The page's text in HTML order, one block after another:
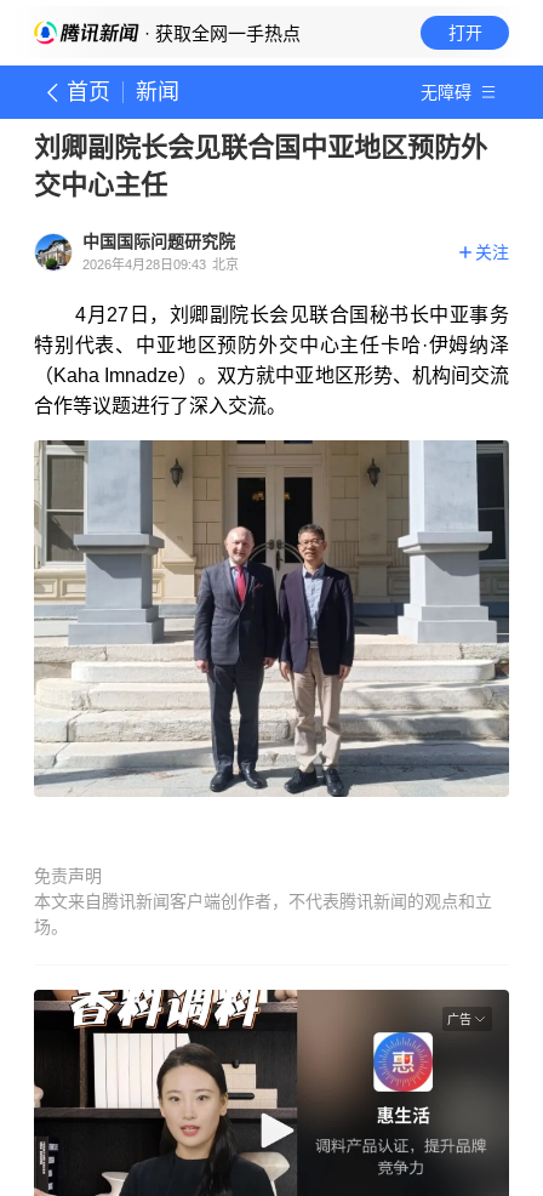
· 获取全网一手热点 打开
首页 新闻 无障碍
刘卿副院长会见联合国中亚地区预防外
交中心主任
中国国际问题研究院
2026年4月28日09:43 北京
关注
4月27日，刘卿副院长会见联合国秘书长中亚事务
特别代表、中亚地区预防外交中心主任卡哈·伊姆纳泽
（Kaha Imnadze）。双方就中亚地区形势、机构间交流
合作等议题进行了深入交流。
免责声明
本文来自腾讯新闻客户端创作者，不代表腾讯新闻的观点和立
场。
广告